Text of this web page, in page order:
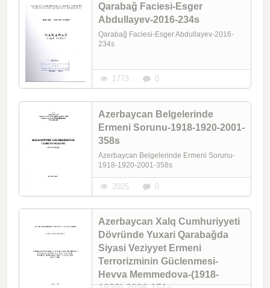
Qarabağ Faciesi-Esger
Abdullayev-2016-234s
Qarabağ Faciesi-Esger Abdullayev-2016-
234s
1773 0
Azerbaycan Belgelerinde
Ermeni Sorunu-1918-1920-2001-
358s
Azerbaycan Belgelerinde Ermeni Sorunu-
1918-1920-2001-358s
2025 0
Azerbaycan Xalq Cumhuriyyeti
Dövründe Yuxari Qarabağda
Siyasi Veziyyet Ermeni
Terrorizminin Güclenmesi-
Hevva Memmedova-(1918-